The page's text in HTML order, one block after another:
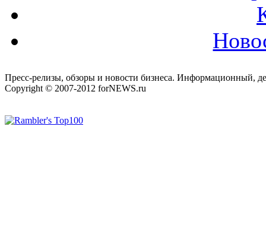
Пресс-релизы, обзоры и новости бизнеса. Информационный,
Copyright © 2007-2012 forNEWS.ru